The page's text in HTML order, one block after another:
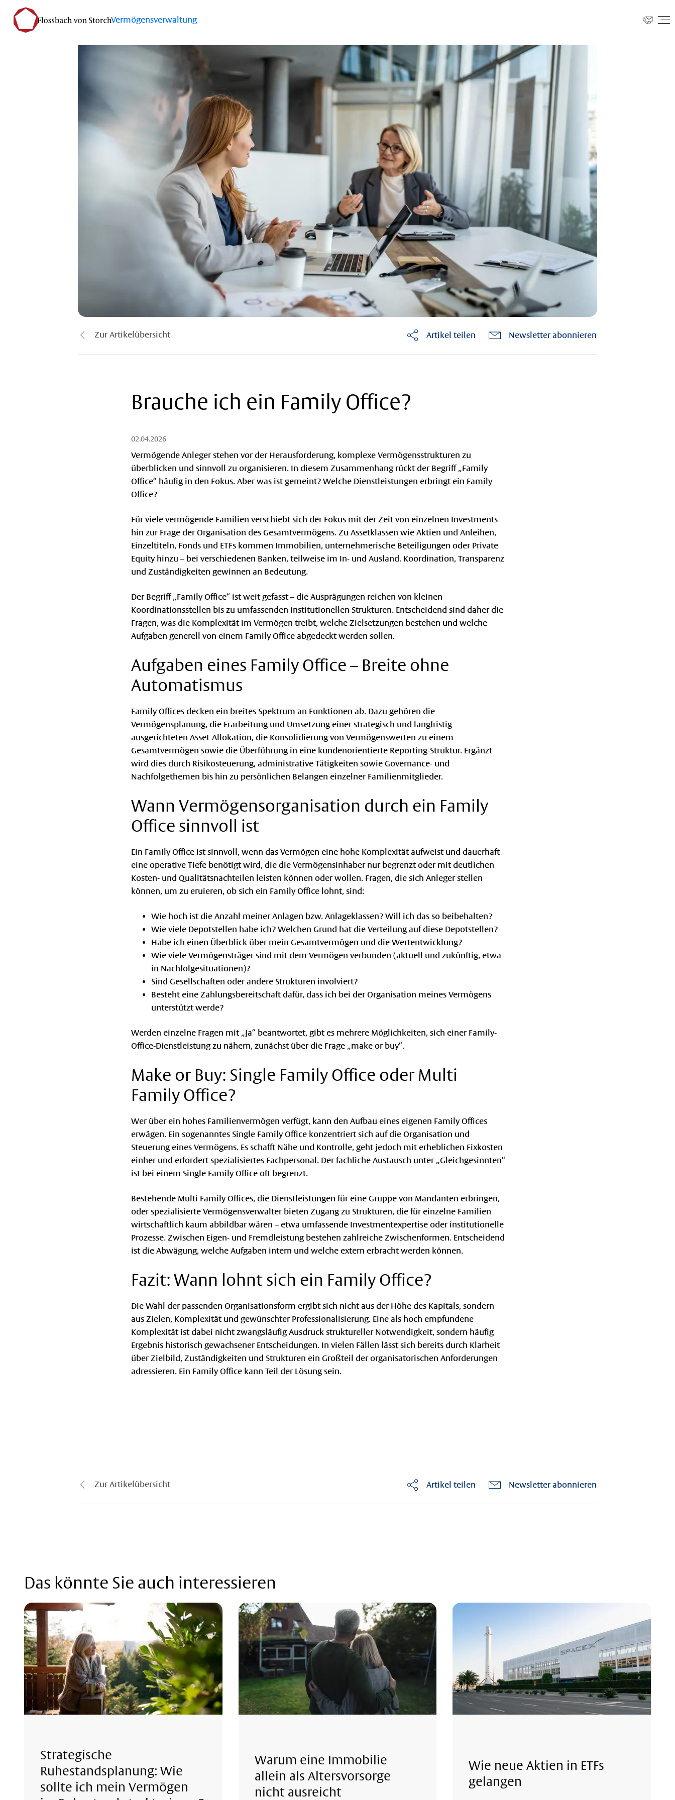
Vermögensverwaltung
Zur Artikelübersicht Artikel teilen Newsletter abonnieren
Brauche ich ein Family Office?
02.04.2026
Vermögende Anleger stehen vor der Herausforderung, komplexe Vermögensstrukturen zu
überblicken und sinnvoll zu organisieren. In diesem Zusammenhang rückt der Begriff „Family
Office“ häufig in den Fokus. Aber was ist gemeint? Welche Dienstleistungen erbringt ein Family
Office?
Für viele vermögende Familien verschiebt sich der Fokus mit der Zeit von einzelnen Investments
hin zur Frage der Organisation des Gesamtvermögens. Zu Assetklassen wie Aktien und Anleihen,
Einzeltiteln, Fonds und ETFs kommen Immobilien, unternehmerische Beteiligungen oder Private
Equity hinzu – bei verschiedenen Banken, teilweise im In- und Ausland. Koordination, Transparenz
und Zuständigkeiten gewinnen an Bedeutung.
Der Begriff „Family Office“ ist weit gefasst – die Ausprägungen reichen von kleinen
Koordinationsstellen bis zu umfassenden institutionellen Strukturen. Entscheidend sind daher die
Fragen, was die Komplexität im Vermögen treibt, welche Zielsetzungen bestehen und welche
Aufgaben generell von einem Family Office abgedeckt werden sollen.
Aufgaben eines Family Office – Breite ohne
Automatismus
Family Offices decken ein breites Spektrum an Funktionen ab. Dazu gehören die
Vermögensplanung, die Erarbeitung und Umsetzung einer strategisch und langfristig
ausgerichteten Asset-Allokation, die Konsolidierung von Vermögenswerten zu einem
Gesamtvermögen sowie die Überführung in eine kundenorientierte Reporting-Struktur. Ergänzt
wird dies durch Risikosteuerung, administrative Tätigkeiten sowie Governance- und
Nachfolgethemen bis hin zu persönlichen Belangen einzelner Familienmitglieder.
Wann Vermögensorganisation durch ein Family
Office sinnvoll ist
Ein Family Office ist sinnvoll, wenn das Vermögen eine hohe Komplexität aufweist und dauerhaft
eine operative Tiefe benötigt wird, die die Vermögensinhaber nur begrenzt oder mit deutlichen
Kosten- und Qualitätsnachteilen leisten können oder wollen. Fragen, die sich Anleger stellen
können, um zu eruieren, ob sich ein Family Office lohnt, sind:
Wie hoch ist die Anzahl meiner Anlagen bzw. Anlageklassen? Will ich das so beibehalten?
Wie viele Depotstellen habe ich? Welchen Grund hat die Verteilung auf diese Depotstellen?
Habe ich einen Überblick über mein Gesamtvermögen und die Wertentwicklung?
Wie viele Vermögensträger sind mit dem Vermögen verbunden (aktuell und zukünftig, etwa
in Nachfolgesituationen)?
Sind Gesellschaften oder andere Strukturen involviert?
Besteht eine Zahlungsbereitschaft dafür, dass ich bei der Organisation meines Vermögens
unterstützt werde?
Werden einzelne Fragen mit „Ja“ beantwortet, gibt es mehrere Möglichkeiten, sich einer Family-
Office-Dienstleistung zu nähern, zunächst über die Frage „make or buy“.
Make or Buy: Single Family Office oder Multi
Family Office?
Wer über ein hohes Familienvermögen verfügt, kann den Aufbau eines eigenen Family Offices
erwägen. Ein sogenanntes Single Family Office konzentriert sich auf die Organisation und
Steuerung eines Vermögens. Es schafft Nähe und Kontrolle, geht jedoch mit erheblichen Fixkosten
einher und erfordert spezialisiertes Fachpersonal. Der fachliche Austausch unter „Gleichgesinnten“
ist bei einem Single Family Office oft begrenzt.
Bestehende Multi Family Offices, die Dienstleistungen für eine Gruppe von Mandanten erbringen,
oder spezialisierte Vermögensverwalter bieten Zugang zu Strukturen, die für einzelne Familien
wirtschaftlich kaum abbildbar wären – etwa umfassende Investmentexpertise oder institutionelle
Prozesse. Zwischen Eigen- und Fremdleistung bestehen zahlreiche Zwischenformen. Entscheidend
ist die Abwägung, welche Aufgaben intern und welche extern erbracht werden können.
Fazit: Wann lohnt sich ein Family Office?
Die Wahl der passenden Organisationsform ergibt sich nicht aus der Höhe des Kapitals, sondern
aus Zielen, Komplexität und gewünschter Professionalisierung. Eine als hoch empfundene
Komplexität ist dabei nicht zwangsläufig Ausdruck struktureller Notwendigkeit, sondern häufig
Ergebnis historisch gewachsener Entscheidungen. In vielen Fällen lässt sich bereits durch Klarheit
über Zielbild, Zuständigkeiten und Strukturen ein Großteil der organisatorischen Anforderungen
adressieren. Ein Family Office kann Teil der Lösung sein.
Zur Artikelübersicht Artikel teilen Newsletter abonnieren
Das könnte Sie auch interessieren
Strategische
Ruhestandsplanung: Wie
sollte ich mein Vermögen
Warum eine Immobilie
allein als Altersvorsorge
nicht ausreicht
Wie neue Aktien in ETFs
gelangen